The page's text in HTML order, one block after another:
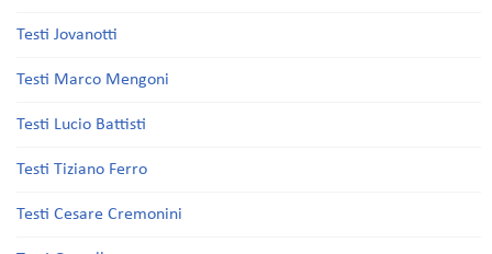
Testi Jovanotti
Testi Marco Mengoni
Testi Lucio Battisti
Testi Tiziano Ferro
Testi Cesare Cremonini